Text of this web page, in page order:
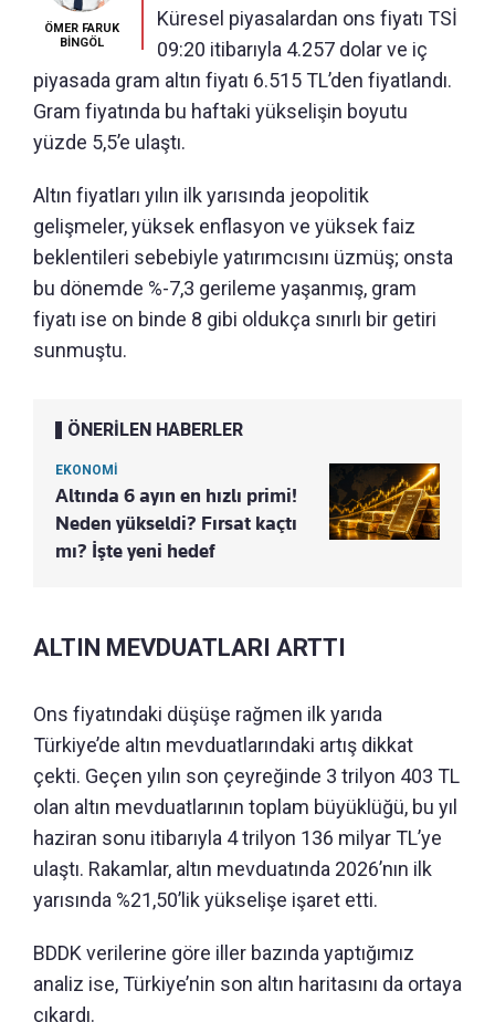
ÖMER FARUK
BİNGÖL
Küresel piyasalardan ons fiyatı TSİ
09:20 itibarıyla 4.257 dolar ve iç
piyasada gram altın fiyatı 6.515 TL’den fiyatlandı.
Gram fiyatında bu haftaki yükselişin boyutu
yüzde 5,5’e ulaştı.
Altın fiyatları yılın ilk yarısında jeopolitik
gelişmeler, yüksek enflasyon ve yüksek faiz
beklentileri sebebiyle yatırımcısını üzmüş; onsta
bu dönemde %-7,3 gerileme yaşanmış, gram
fiyatı ise on binde 8 gibi oldukça sınırlı bir getiri
sunmuştu.
ÖNERİLEN HABERLER
EKONOMİ
Altında 6 ayın en hızlı primi!
Neden yükseldi? Fırsat kaçtı
mı? İşte yeni hedef
ALTIN MEVDUATLARI ARTTI
Ons fiyatındaki düşüşe rağmen ilk yarıda
Türkiye’de altın mevduatlarındaki artış dikkat
çekti. Geçen yılın son çeyreğinde 3 trilyon 403 TL
olan altın mevduatlarının toplam büyüklüğü, bu yıl
haziran sonu itibarıyla 4 trilyon 136 milyar TL’ye
ulaştı. Rakamlar, altın mevduatında 2026’nın ilk
yarısında %21,50’lik yükselişe işaret etti.
BDDK verilerine göre iller bazında yaptığımız
analiz ise, Türkiye’nin son altın haritasını da ortaya
çıkardı.